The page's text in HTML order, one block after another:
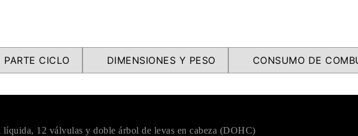
PARTE CICLO DIMENSIONES Y PESO CONSUMO DE
12 válvulas y doble árbol de levas en cabeza (DOHC)